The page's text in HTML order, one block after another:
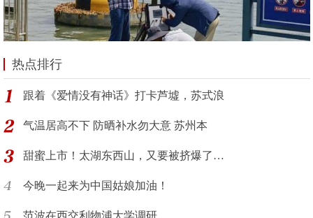
热点排行
跟着《爱情没有神话》打卡芦墟，苏式浪
气温居高不下 防晒补水勿大意 苏州本
甜蜜上市！太湖东西山，又要被挤爆了…
今晚一起来为中国姑娘加油！
范波在西交利物浦大学调研